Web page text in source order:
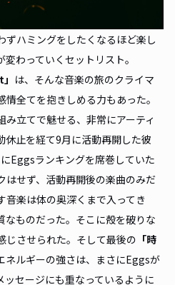
ずハミングをしたくなるほど楽し
わっていくセットリスト。
は、そんな音楽の旅のクライマ
全てを抱きしめる力もあった。
立てで魅せる、非常にアーティ
休止を経て9月に活動再開した彼
Eggsランキングを席巻していた
はせず、活動再開後の楽曲のみだ
音楽は体の奥深くまで入ってき
なものだった。そこに殻を破りな
じさせられた。そして最後の 「時
ネルギーの強さは、まさにEggsが
セージにも重なっているように